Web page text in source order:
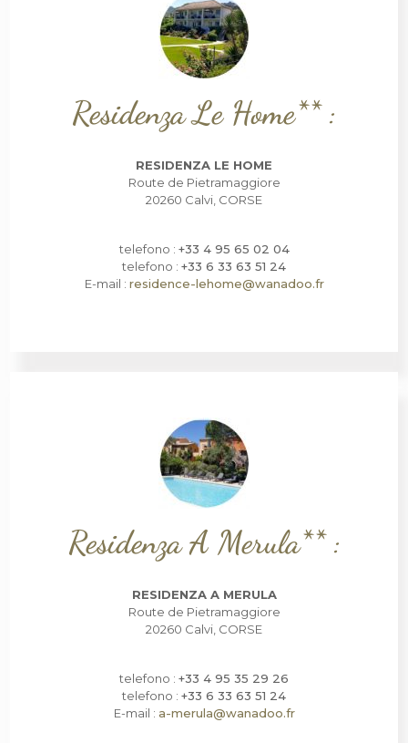
Residenza Le Home** :
RESIDENZA LE HOME
Route de Pietramaggiore
20260 Calvi, CORSE
telefono : +33 4 95 65 02 04
telefono : +33 6 33 63 51 24
E-mail : residence-lehome@wanadoo.fr
Residenza A Merula** :
RESIDENZA A MERULA
Route de Pietramaggiore
20260 Calvi, CORSE
telefono : +33 4 95 35 29 26
telefono : +33 6 33 63 51 24
E-mail : a-merula@wanadoo.fr